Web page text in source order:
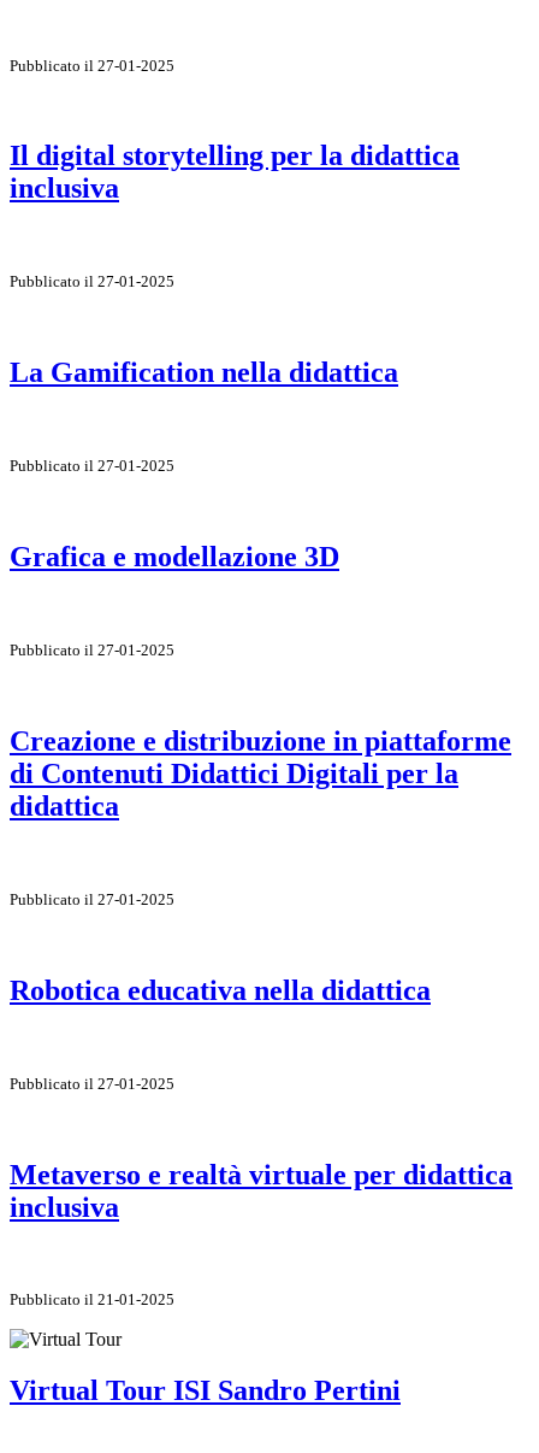
Pubblicato il 27-01-2025
Il digital storytelling per la didattica
inclusiva
Pubblicato il 27-01-2025
La Gamification nella didattica
Pubblicato il 27-01-2025
Grafica e modellazione 3D
Pubblicato il 27-01-2025
Creazione e distribuzione in piattaforme
di Contenuti Didattici Digitali per la
didattica
Pubblicato il 27-01-2025
Robotica educativa nella didattica
Pubblicato il 27-01-2025
Metaverso e realtà virtuale per didattica
inclusiva
Pubblicato il 21-01-2025
Virtual Tour ISI Sandro Pertini